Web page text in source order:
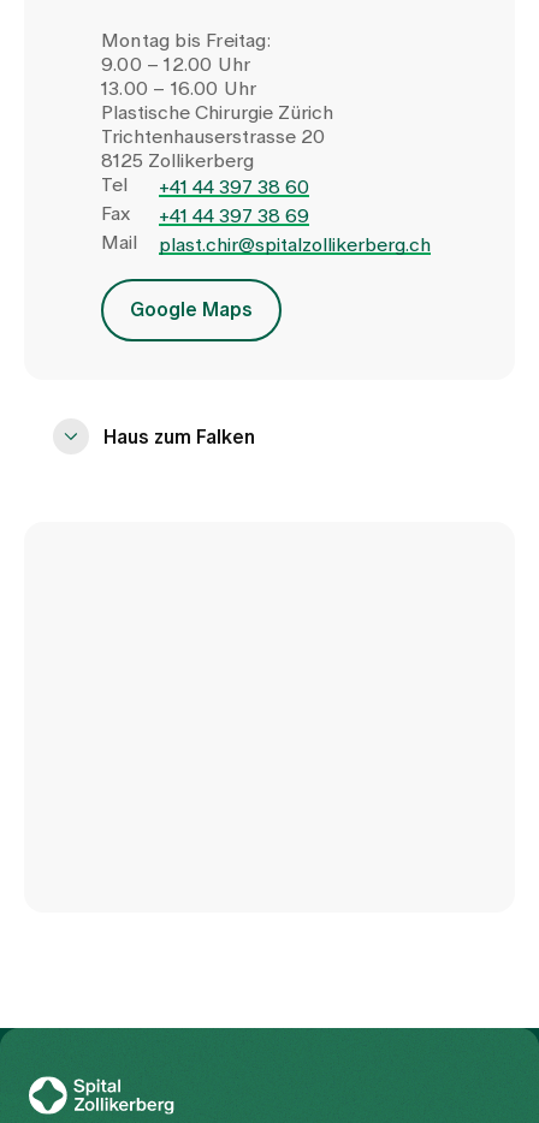
Montag bis Freitag:
9.00 – 12.00 Uhr
13.00 – 16.00 Uhr
Plastische Chirurgie Zürich
Trichtenhauserstrasse 20
8125 Zollikerberg
Tel
+41 44 397 38 60
Fax
+41 44 397 38 69
Mail
plast.chir@spitalzollikerberg.ch
Google Maps
Haus zum Falken